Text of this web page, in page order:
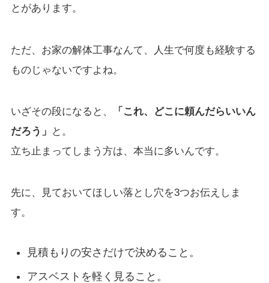
とがあります。
ただ、お家の解体工事なんて、人生で何度も経験する
ものじゃないですよね。
いざその段になると、
「これ、どこに頼んだらいいん
だろう」
と。
立ち止まってしまう方は、本当に多いんです。
先に、見ておいてほしい落とし穴を3つお伝えしま
す。
見積もりの安さだけで決めること。
アスベストを軽く見ること。